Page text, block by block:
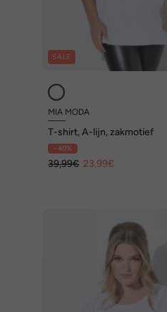
SALE
MIA MODA
T-shirt, A-lijn, zakmotief
- 40%
39,99€ 23,99€